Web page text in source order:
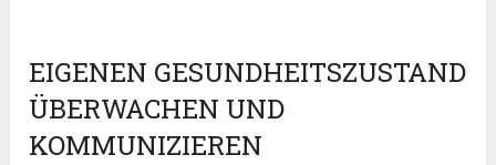
EIGENEN GESUNDHEITSZUSTAND
ÜBERWACHEN UND
KOMMUNIZIEREN